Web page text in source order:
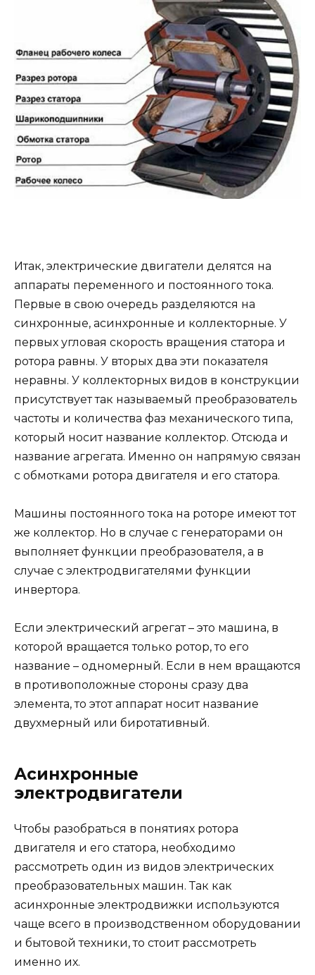
Итак, электрические двигатели делятся на
аппараты переменного и постоянного тока.
Первые в свою очередь разделяются на
синхронные, асинхронные и коллекторные. У
первых угловая скорость вращения статора и
ротора равны. У вторых два эти показателя
неравны. У коллекторных видов в конструкции
присутствует так называемый преобразователь
частоты и количества фаз механического типа,
который носит название коллектор. Отсюда и
название агрегата. Именно он напрямую связан
с обмотками ротора двигателя и его статора.
Машины постоянного тока на роторе имеют тот
же коллектор. Но в случае с генераторами он
выполняет функции преобразователя, а в
случае с электродвигателями функции
инвертора.
Если электрический агрегат – это машина, в
которой вращается только ротор, то его
название – одномерный. Если в нем вращаются
в противоположные стороны сразу два
элемента, то этот аппарат носит название
двухмерный или биротативный.
Асинхронные
электродвигатели
Чтобы разобраться в понятиях ротора
двигателя и его статора, необходимо
рассмотреть один из видов электрических
преобразовательных машин. Так как
асинхронные электродвижки используются
чаще всего в производственном оборудовании
и бытовой техники, то стоит рассмотреть
именно их.